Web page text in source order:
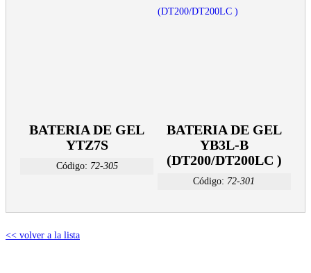
BATERIA DE GEL
YTZ7S
Código: 72-305
BATERIA DE GEL
YB3L-B
(DT200/DT200LC )
Código: 72-301
<< volver a la lista